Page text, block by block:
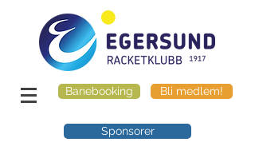
Banebooking Bli medlem!
Sponsorer